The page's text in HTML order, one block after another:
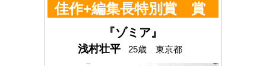
佳作+編集長特別賞 賞
金20万円+5万円
『ゾミア』
浅村壮平 25歳 東京都